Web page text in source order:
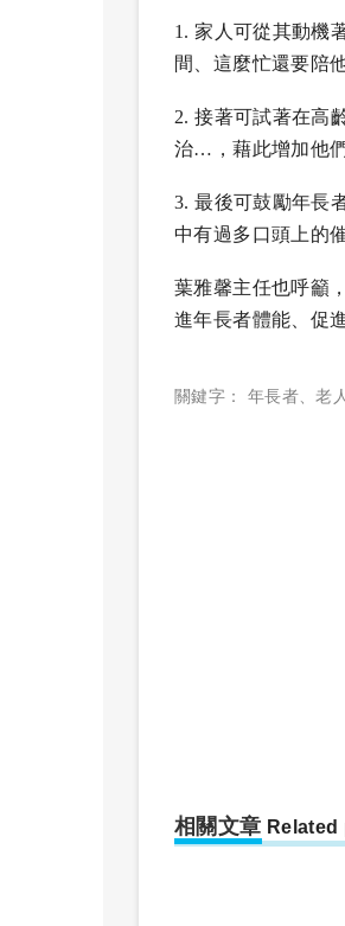
1. 家人可從其動機
間、這麼忙還要陪
2. 接著可試著在高
治…，藉此增加他
3. 最後可鼓勵年長
中有過多口頭上的
葉雅馨主任也呼籲
進年長者體能、促
關鍵字： 年長者 、老人
相關文章